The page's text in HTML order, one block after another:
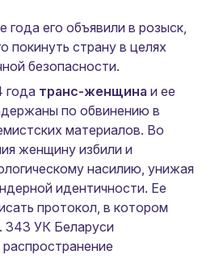
года его объявили в розыск,
покинуть страну в целях
безопасности.
года транс-женщина и ее
по обвинению в
материалов. Во
женщину избили и
насилию, унижая
идентичности. Ее
протокол, в котором
343 УК Беларуси